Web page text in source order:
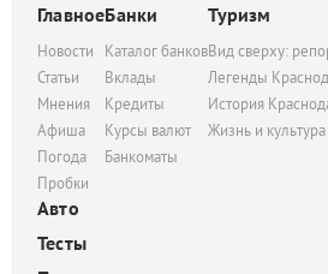
Главное
Новости
Статьи
Мнения
Афиша
Погода
Пробки
Банки
Каталог банков
Вклады
Кредиты
Курсы валют
Банкоматы
Туризм
Вид сверху:
Легенды
История
Жизнь и
Авто
Тесты